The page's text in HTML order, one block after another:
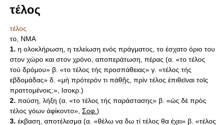
τέλος
τέλος
το, ΝΜΑ
1. η ολοκλήρωση, η τελείωση ενός πράγματος, το έσχατο όριο του
στον χώρο και στον χρόνο, αποπεράτωση, πέρας (α. «το τέλος
τού δρόμου» β. «το τέλος τής προσπάθειας» γ. «τέλος τής
εβδομάδας» δ. «μὴ πρότερόν τι πάθῇς, πρὶν τέλος ἐπιθεῑναι τοῑς
πραττομένοις;», Iσοκρ.)
2. παύση, λήξη (α. «το τέλος τής παράστασης» β. «ὡς δὲ πρὸς
τέλος γόων ἀφίκοντο», Σοφ. )
3. έκβαση, αποτέλεσμα (α. «θέλω να δω τί τέλος θα έχει» β. «τέλος